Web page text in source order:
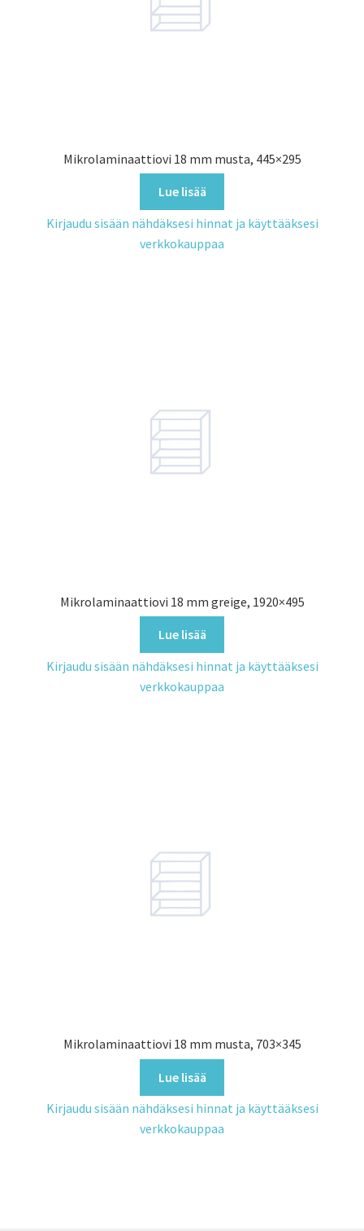
Mikrolaminaattiovi 18 mm musta, 445×295
Lue lisää
Kirjaudu sisään nähdäksesi hinnat ja käyttääksesi
verkkokauppaa
Mikrolaminaattiovi 18 mm greige, 1920×495
Lue lisää
Kirjaudu sisään nähdäksesi hinnat ja käyttääksesi
verkkokauppaa
Mikrolaminaattiovi 18 mm musta, 703×345
Lue lisää
Kirjaudu sisään nähdäksesi hinnat ja käyttääksesi
verkkokauppaa